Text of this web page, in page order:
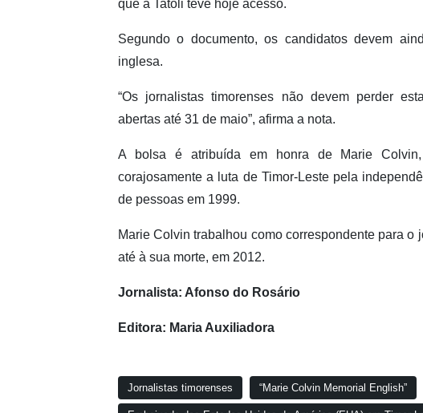
que a Tatoli teve hoje acesso.
Segundo o documento, os candidatos devem
inglesa.
“Os jornalistas timorenses não devem perder
abertas até 31 de maio”, afirma a nota.
A bolsa é atribuída em honra de Marie
corajosamente a luta de Timor-Leste pela
de pessoas em 1999.
Marie Colvin trabalhou como correspondente para
até à sua morte, em 2012.
Jornalista: Afonso do Rosário
Editora: Maria Auxiliadora
Jornalistas timorenses “Marie Colvin Memorial English”